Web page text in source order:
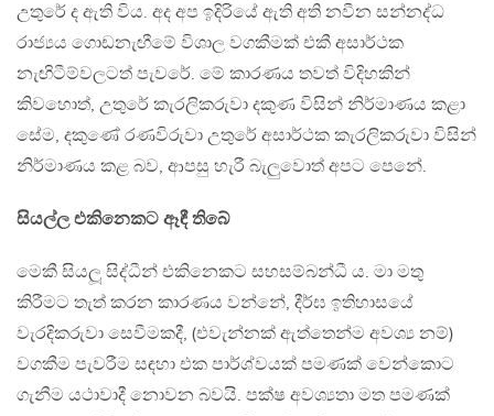
උතුරේ ද ඇති විය. අද අප ඉදිරියේ ඇති අති නවීන සන්නද්ධ
රාජ්‍යය ගොඩනැඟීමේ විශාල වගකීමක් එකී අසාර්ථක
නැඟිටීම්වලටත් පැවරේ. මේ කාරණය තවත් විදිහකින්
කිවහොත්, උතුරේ කැරලිකරුවා දකුණ විසින් නිර්මාණය කළා
සේම, දකුණේ රණවිරුවා උතුරේ අසාර්ථක කැරලිකරුවා විසින්
නිර්මාණය කළ බව, ආපසු හැරී බැලුවොත් අපට පෙනේ.
සියල්ල එකිනෙකට ඈඳී තිබේ
මෙකී සියලූ සිද්ධීන් එකිනෙකට සහසම්බන්ධී ය. මා මතු
කිරීමට තැත් කරන කාරණය වන්නේ, දීර්ඝ ඉතිහාසයේ
වැරදිකරුවා සෙවීමකදී, (එවැන්නක් ඇත්තෙන්ම අවශ්‍ය නම්)
වගකීම පැවරීම සඳහා එක පාර්ශ්වයක් පමණක් වෙන්කොට
ගැනීම යථාවාදී නොවන බවයි. පක්ෂ අවශ්‍යතා මත පමණක්